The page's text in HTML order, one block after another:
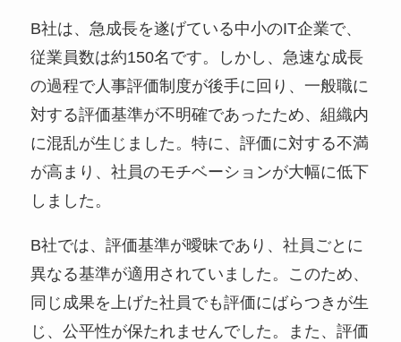
B社は、急成長を遂げている中小のIT企業で、
従業員数は約150名です。しかし、急速な成長
の過程で人事評価制度が後手に回り、一般職に
対する評価基準が不明確であったため、組織内
に混乱が生じました。特に、評価に対する不満
が高まり、社員のモチベーションが大幅に低下
しました。
B社では、評価基準が曖昧であり、社員ごとに
異なる基準が適用されていました。このため、
同じ成果を上げた社員でも評価にばらつきが生
じ、公平性が保たれませんでした。また、評価